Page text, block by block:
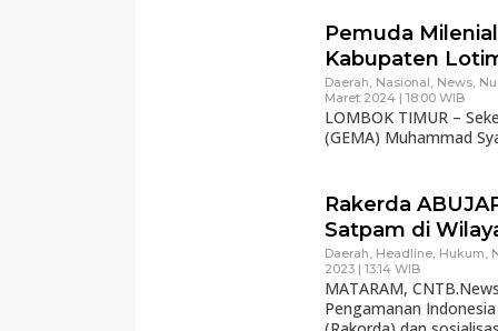
Pemuda
Kabupaten
Daerah, Nasional, News,
Maret 2024 | 18:00 WIB
LOMBOK TIMUR –
(GEMA) Muhammad
Rakerda
Satpam di
Daerah, Headline, Hukum,
2023 | 13:14 WIB
MATARAM,
Pengamanan